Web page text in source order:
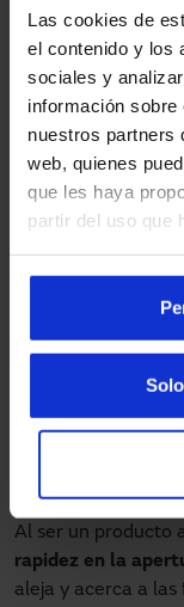
Las cookies de
el contenido y los
sociales y
información sobre
nuestros partners
web, quienes
que les haya
partir del uso que
medida de
Son diseñadas y
cámaras de frío,
y parasectorizar
podemos
podemos destacar:
Evita que se
Su lona de
transmisión
Se ahorra
producidas
proyectos, ya
luces y
Al ser un producto
rapidez en la
aleja y acerca a